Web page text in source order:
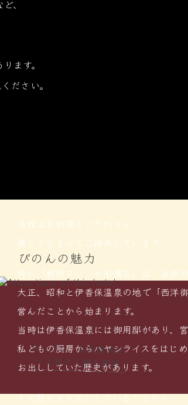
、
ます。
ださい。
ぴのんの魅力
カップル、お友達同士
一人旅少人数も歓迎
ぴのんの魅力を見る
子様はご宿泊いただけませんので、ご了承くだ
当館はお料理もこだわりと
優しさをもってご提供しています。
特に「創作フレンチ風懐石」は、当館
大正、昭和と伊香保温泉の地で「西洋
営んだことから始まります。
当時は伊香保温泉には御用邸があり、
私どもの厨房からハヤシライスをはじ
お出ししていた歴史があります。
その歴史を大切にしていることから、